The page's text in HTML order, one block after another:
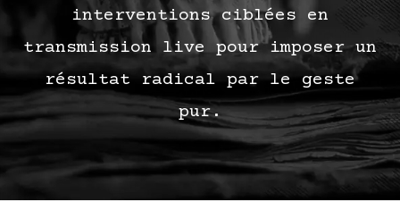
interventions ciblées en
transmission live pour imposer un
résultat radical par le geste
pur.